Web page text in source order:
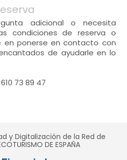
(135x190 cm.)
armario,
cafetera, batidora ,
(135x190 cm.)
adicional o necesita
condiciones de reserva o
en ponerse en contacto con
de ayudarle en lo
73 89 47
y Digitalización de la Red de
DE ESPAÑA